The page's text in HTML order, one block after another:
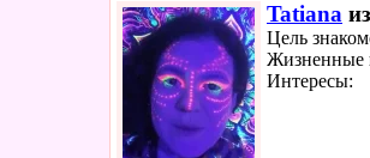
Tatiana
Цель
Жизненные
Интересы: